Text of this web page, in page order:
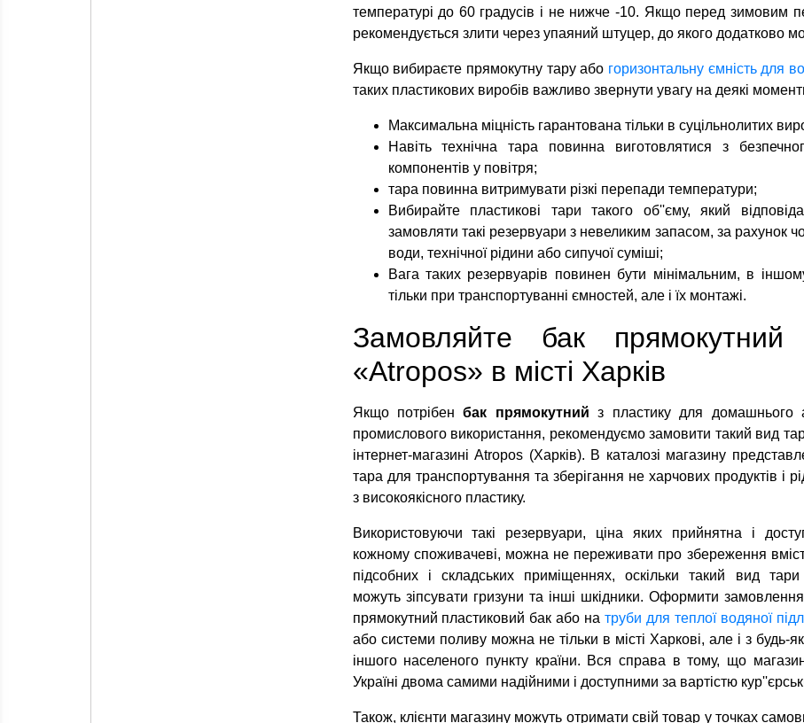
температурі до 60 градусів і не нижче -10. Якщо перед зимовим
рекомендується злити через упаяний штуцер, до якого додатково
Якщо вибираєте прямокутну тару або горизонтальну ємність для
таких пластикових виробів важливо звернути увагу на деякі
Максимальна міцність гарантована тільки в суцільнолитих
Навіть технічна тара повинна виготовлятися з
компонентів у повітря;
тара повинна витримувати різкі перепади температури;
Вибирайте пластикові тари такого об''єму, який
замовляти такі резервуари з невеликим запасом, за рахунок
води, технічної рідини або сипучої суміші;
Вага таких резервуарів повинен бути мінімальним, в
тільки при транспортуванні ємностей, але і їх монтажі.
Замовляйте бак прямокутний
«Atropos» в місті Харків
Якщо потрібенбак прямокутний з пластику для домашнього
промислового використання, рекомендуємо замовити такий вид
інтернет-магазині Atropos (Харків). В каталозі магазину
тара для транспортування та зберігання не харчових продуктів і
з високоякісного пластику.
Використовуючи такі резервуари, ціна яких прийнятна і
кожному споживачеві, можна не переживати про збереження
підсобних і складських приміщеннях, оскільки такий вид
можуть зіпсувати гризуни та інші шкідники. Оформити
прямокутний пластиковий бак або натруби для теплої водяної
або системи поливу можна не тільки в місті Харкові, але і з будь-
іншого населеного пункту країни. Вся справа в тому, що
Україні двома самими надійними і доступними за вартістю
Також, клієнти магазину можуть отримати свій товар у точках